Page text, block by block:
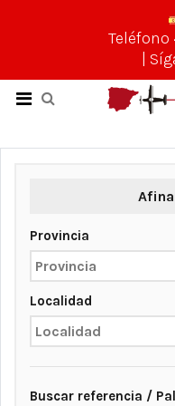
Teléfono
|
Provincia
Localidad
Buscar referencia /